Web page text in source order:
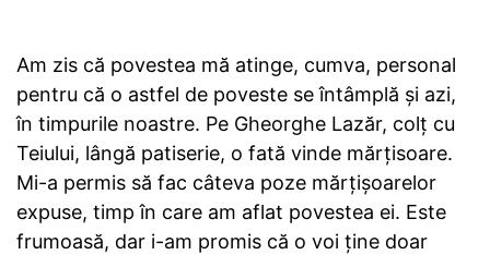
Am zis că povestea mă atinge, cumva, personal
pentru că o astfel de poveste se întâmplă și azi,
în timpurile noastre. Pe Gheorghe Lazăr, colț cu
Teiului, lângă patiserie, o fată vinde mărțisoare.
Mi-a permis să fac câteva poze mărțișoarelor
expuse, timp în care am aflat povestea ei. Este
frumoasă, dar i-am promis că o voi ține doar